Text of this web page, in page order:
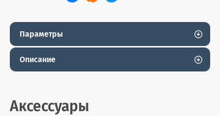
Параметры
Описание
Аксессуары